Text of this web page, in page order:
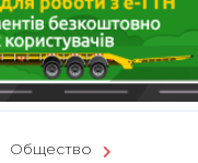
Общество